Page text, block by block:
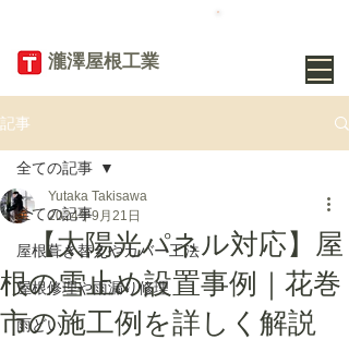
​瀧澤屋根工業
記事
全ての記事
屋根葺き替えやカバー工法
屋根修理や雨漏り修理
雨どい
全ての記事
【太陽光パネル対応】屋
根の雪止め設置事例｜花巻
市の施工例を詳しく解説
Yutaka Takisawa
2024年9月21日